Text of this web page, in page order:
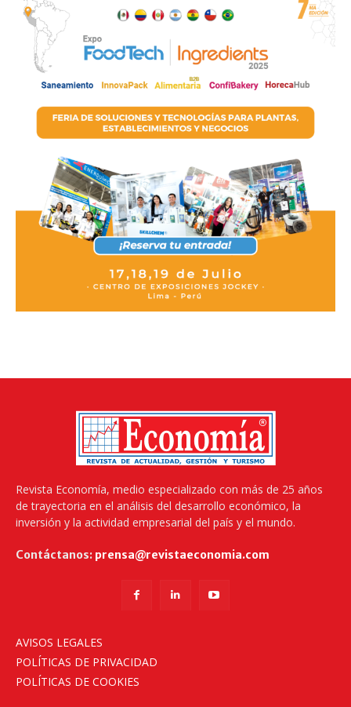
Revista Economía, medio especializado con más de 25 años
de trayectoria en el análisis del desarrollo económico, la
inversión y la actividad empresarial del país y el mundo.
Contáctanos: prensa@revistaeconomia.com
AVISOS LEGALES
POLÍTICAS DE PRIVACIDAD
POLÍTICAS DE COOKIES